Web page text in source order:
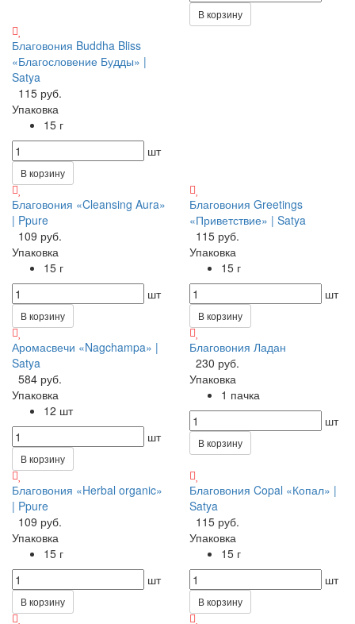
В корзину
Благовония Buddha Bliss
«Благословение Будды» |
Satya
115 руб.
Упаковка
15 г
шт
В корзину
Благовония «Cleansing Aura»
| Ppure
109 руб.
Упаковка
15 г
шт
В корзину
Благовония Greetings
«Приветствие» | Satya
115 руб.
Упаковка
15 г
шт
В корзину
Аромасвечи «Nagchampa» |
Satya
584 руб.
Упаковка
12 шт
шт
В корзину
Благовония Ладан
230 руб.
Упаковка
1 пачка
шт
В корзину
Благовония «Herbal organic»
| Ppure
109 руб.
Упаковка
15 г
шт
В корзину
Благовония Copal «Копал» |
Satya
115 руб.
Упаковка
15 г
шт
В корзину